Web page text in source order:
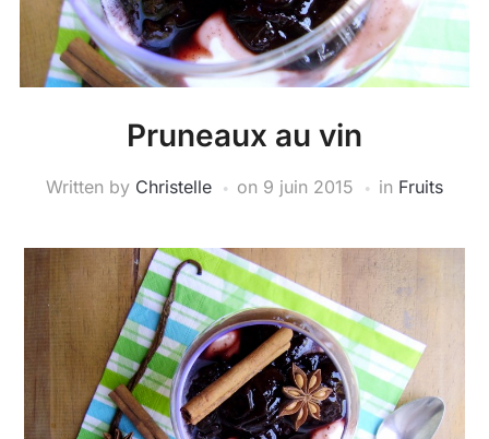
Pruneaux au vin
Written by Christelle on 9 juin 2015 in Fruits